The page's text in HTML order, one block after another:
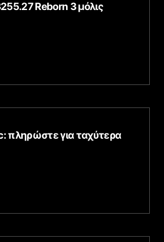
Reborn 3 μόλις
πληρώστε για ταχύτερα